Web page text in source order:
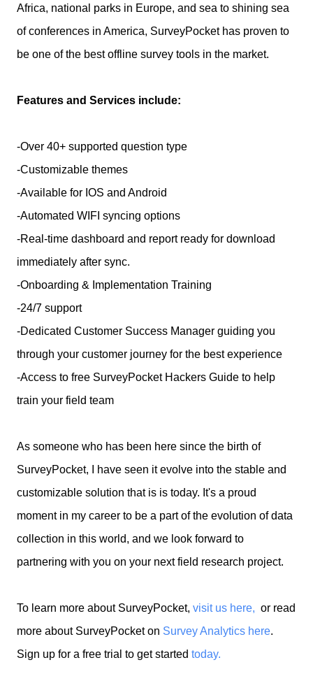
Africa, national parks in Europe, and sea to shining sea
of conferences in America, SurveyPocket has proven to
be one of the best offline survey tools in the market.
Features and Services include:
-Over 40+ supported question type
-Customizable themes
-Available for IOS and Android
-Automated WIFI syncing options
-Real-time dashboard and report ready for download
immediately after sync.
-Onboarding & Implementation Training
-24/7 support
-Dedicated Customer Success Manager guiding you
through your customer journey for the best experience
-Access to free SurveyPocket Hackers Guide to help
train your field team
As someone who has been here since the birth of
SurveyPocket, I have seen it evolve into the stable and
customizable solution that is is today. It's a proud
moment in my career to be a part of the evolution of data
collection in this world, and we look forward to
partnering with you on your next field research project.
To learn more about SurveyPocket, visit us here, or read
more about SurveyPocket on Survey Analytics here.
Sign up for a free trial to get started today.